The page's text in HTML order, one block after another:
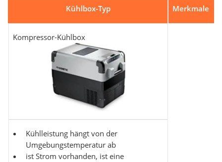
Kühlbox-Typ Merkmale
Kompressor-Kühlbox
Kühlleistung hängt von der
Umgebungstemperatur ab
ist Strom vorhanden, ist eine